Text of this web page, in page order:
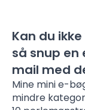
Kan du
så snup
mail med
Mine mini e-
mindre